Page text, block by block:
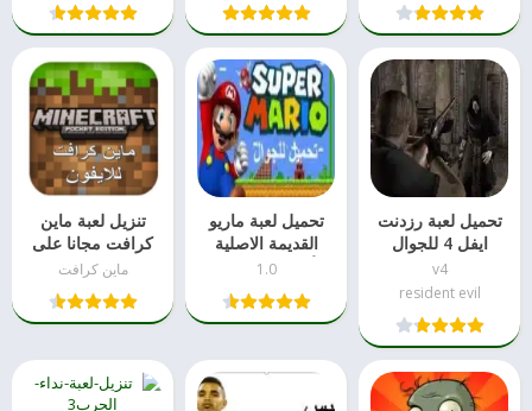
تحميل لعبة رزدنت
ايفل 4 للجوال
v4
resident evil
تحميل لعبة ماريو
القديمة الاصلية
للأندرويد بدون نت
1.0
تنزيل لعبة ماين
كرافت مجانا على
الايفون بدون
جلبريك
ماين كرافت